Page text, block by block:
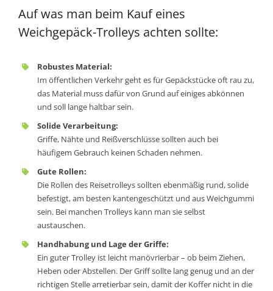
Auf was man beim Kauf eines
Weichgepäck-Trolleys achten sollte:
Robustes Material:
Im öffentlichen Verkehr geht es für Gepäckstücke oft rau zu,
das Material muss dafür von Grund auf einiges abkönnen
und soll lange haltbar sein.
Solide Verarbeitung:
Griffe, Nähte und Reißverschlüsse sollten auch bei
häufigem Gebrauch keinen Schaden nehmen.
Gute Rollen:
Die Rollen des Reisetrolleys sollten ebenmäßig rund, solide
befestigt, am besten kantengeschützt und aus Weichgummi
sein. Bei manchen Trolleys kann man sie selbst
austauschen.
Handhabung und Lage der Griffe:
Ein guter Trolley ist leicht manövrierbar – ob beim Ziehen,
Heben oder Abstellen. Der Griff sollte lang genug und an der
richtigen Stelle arretierbar sein, damit der Koffer nicht in die